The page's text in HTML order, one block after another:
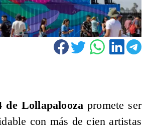
de Lollapalooza promete ser
con más de cien artistas